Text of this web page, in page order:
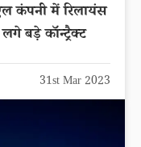
कंपनी में रिलायंस
बड़े कॉन्ट्रैक्ट
31st Mar 2023